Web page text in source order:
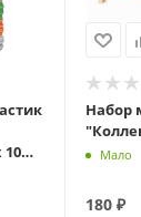
10
Набор
Мало
180₽